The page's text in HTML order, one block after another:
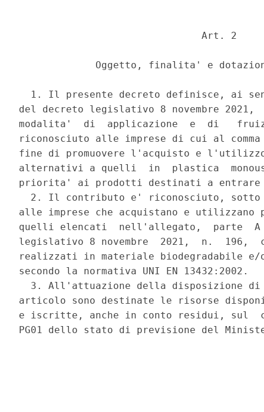
                               Art. 2
Oggetto, finalita' e
1. Il presente decreto definisce, ai
del decreto legislativo 8 novembre
modalita'  di  applicazione  e  di
riconosciuto alle imprese di cui al
fine di promuovere l'acquisto e
alternativi a quelli  in  plastica
priorita' ai prodotti destinati a
2. Il contributo e' riconosciuto,
alle imprese che acquistano e
quelli elencati  nell'allegato,  parte
legislativo 8 novembre  2021,  n.
realizzati in materiale biodegradabile
secondo la normativa UNI EN 13432:2002.
3. All'attuazione della disposizione
articolo sono destinate le risorse
e iscritte, anche in conto residui, sul